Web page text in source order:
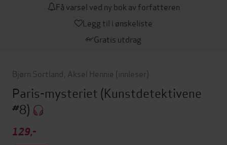
Få varsel ved ny bok av forfatteren
Legg til i ønskeliste
Gratis utdrag
Bjørn Sortland Aksel Hennie (innleser)
Paris-mysteriet (Kunstdetektivene
#8)
129,-